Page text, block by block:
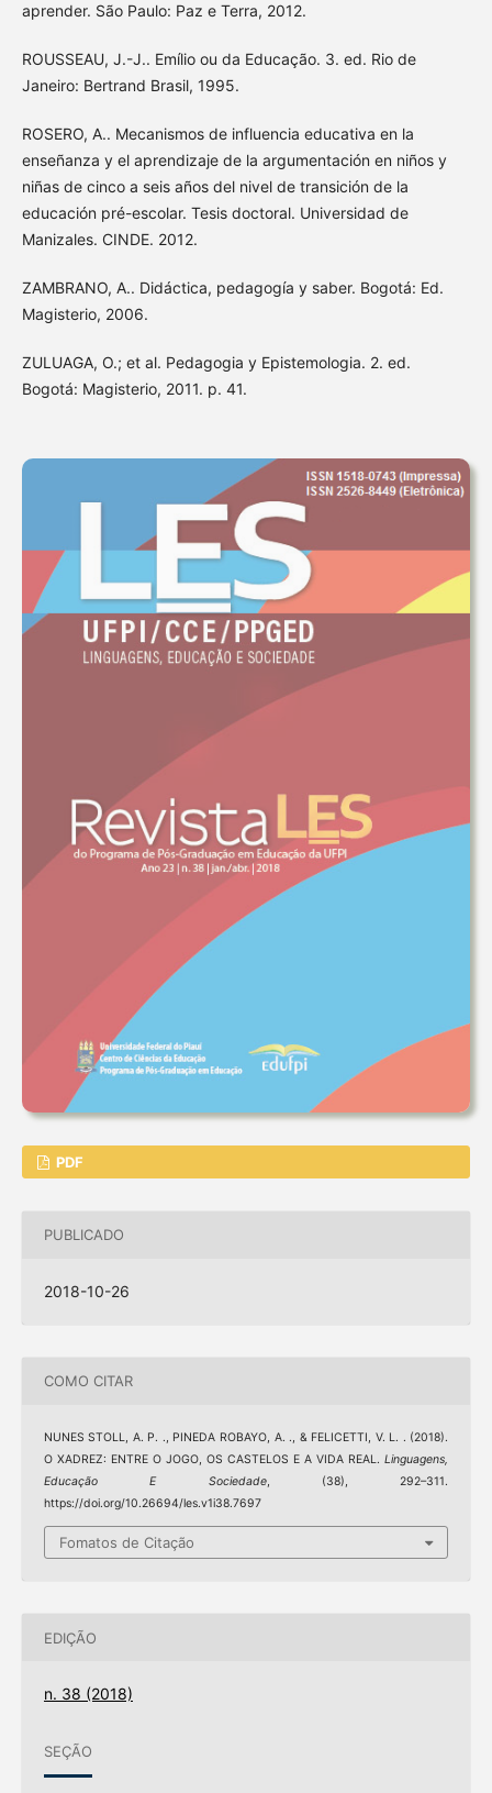
aprender. São Paulo: Paz e Terra, 2012.
ROUSSEAU, J.-J.. Emílio ou da Educação. 3. ed. Rio de
Janeiro: Bertrand Brasil, 1995.
ROSERO, A.. Mecanismos de influencia educativa en la
enseñanza y el aprendizaje de la argumentación en niños y
niñas de cinco a seis años del nivel de transición de la
educación pré-escolar. Tesis doctoral. Universidad de
Manizales. CINDE. 2012.
ZAMBRANO, A.. Didáctica, pedagogía y saber. Bogotá: Ed.
Magisterio, 2006.
ZULUAGA, O.; et al. Pedagogia y Epistemologia. 2. ed.
Bogotá: Magisterio, 2011. p. 41.
PDF
PUBLICADO
2018-10-26
COMO CITAR
NUNES STOLL, A. P. ., PINEDA ROBAYO, A. ., & FELICETTI, V. L. . (2018).
O XADREZ: ENTRE O JOGO, OS CASTELOS E A VIDA REAL.Linguagens,
Educação E Sociedade, (38), 292–311.
https://doi.org/10.26694/les.v1i38.7697
Fomatos de Citação
EDIÇÃO
n. 38 (2018)
SEÇÃO